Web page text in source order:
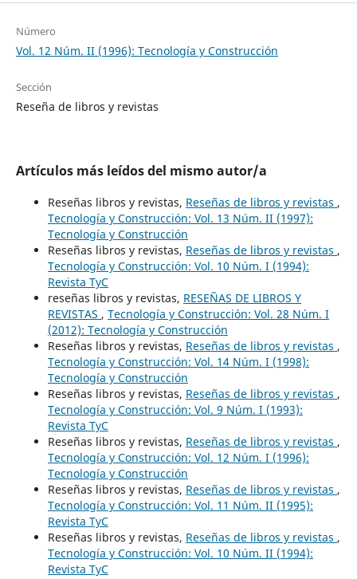
Número
Vol. 12 Núm. II (1996): Tecnología y Construcción
Sección
Reseña de libros y revistas
Artículos más leídos del mismo autor/a
Reseñas libros y revistas, Reseñas de libros y revistas ,
Tecnología y Construcción: Vol. 13 Núm. II (1997):
Tecnología y Construcción
Reseñas libros y revistas, Reseñas de libros y revistas ,
Tecnología y Construcción: Vol. 10 Núm. I (1994):
Revista TyC
reseñas libros y revistas, RESEÑAS DE LIBROS Y
REVISTAS , Tecnología y Construcción: Vol. 28 Núm. I
(2012): Tecnología y Construcción
Reseñas libros y revistas, Reseñas de libros y revistas ,
Tecnología y Construcción: Vol. 14 Núm. I (1998):
Tecnología y Construcción
Reseñas libros y revistas, Reseñas de libros y revistas ,
Tecnología y Construcción: Vol. 9 Núm. I (1993):
Revista TyC
Reseñas libros y revistas, Reseñas de libros y revistas ,
Tecnología y Construcción: Vol. 12 Núm. I (1996):
Tecnología y Construcción
Reseñas libros y revistas, Reseñas de libros y revistas ,
Tecnología y Construcción: Vol. 11 Núm. II (1995):
Revista TyC
Reseñas libros y revistas, Reseñas de libros y revistas ,
Tecnología y Construcción: Vol. 10 Núm. II (1994):
Revista TyC